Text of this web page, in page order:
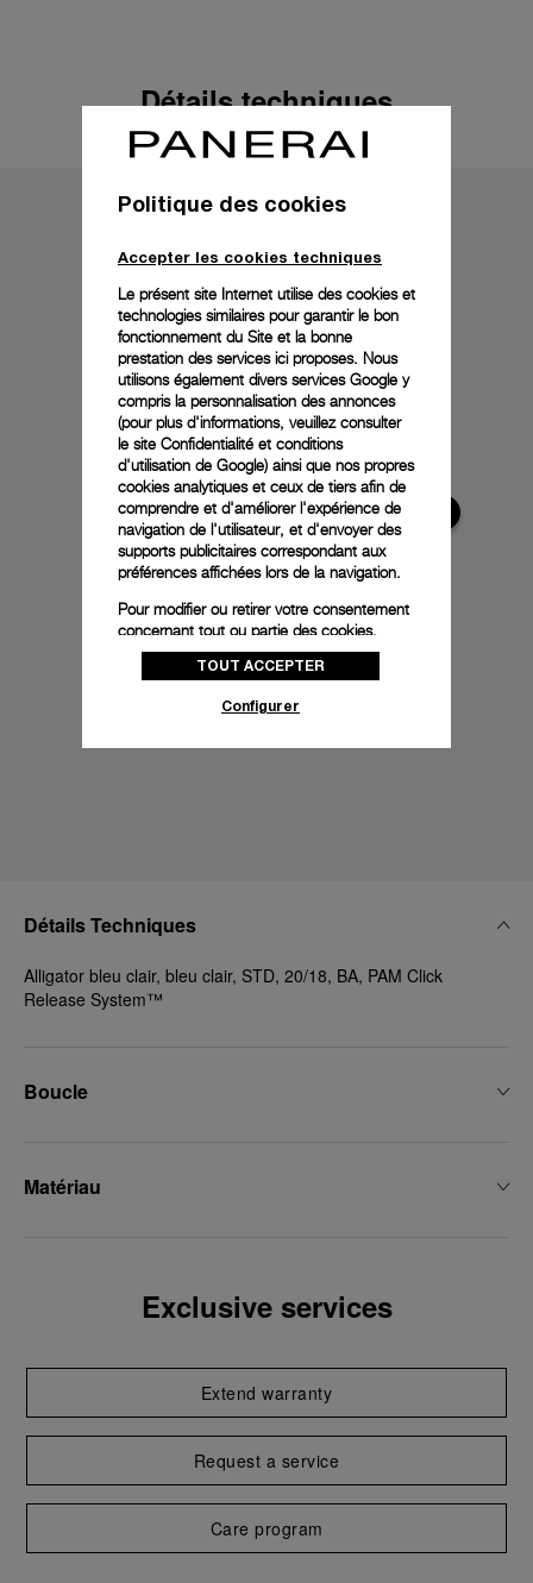
Détails techniques
Détails Techniques
Alligator bleu clair, bleu clair, STD, 20/18, BA, PAM Click
Release System™
Boucle
Matériau
Exclusive services
Extend warranty
Request a service
Care program
Politique des cookies
Accepter les cookies techniques
Le présent site Internet utilise des cookies et
technologies similaires pour garantir le bon
fonctionnement du Site et la bonne
prestation des services ici proposes. Nous
utilisons également divers services Google y
compris la personnalisation des annonces
(pour plus d'informations, veuillez consulter
le site Confidentialité et conditions
d'utilisation de Google) ainsi que nos propres
cookies analytiques et ceux de tiers afin de
comprendre et d'améliorer l'expérience de
navigation de l'utilisateur, et d'envoyer des
supports publicitaires correspondant aux
préférences affichées lors de la navigation.
Pour modifier ou retirer votre consentement
concernant tout ou partie des cookies,
cliquez sur « Configurer » ou consultez notre
politique des cookiespour obtenir plus
donnez votre consentement pour l’utilisation
TOUT ACCEPTER
Configurer